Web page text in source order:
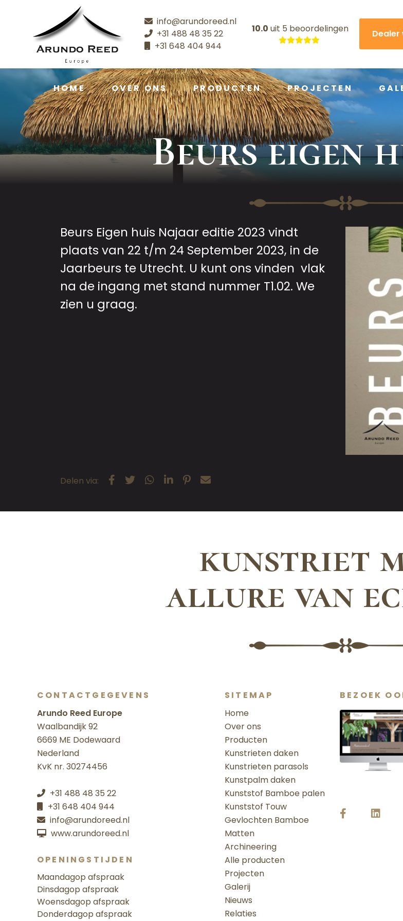
info@arundoreed.nl
+31 488 48 35 22
+31 648 404 944
10.0 uit 5 beoordelingen
HOME OVER ONS PRODUCTEN PROJECTEN
Beurs eigen
Beurs Eigen huis Najaar editie 2023 vindt
plaats van 22 t/m 24 September 2023, in de
Jaarbeurs te Utrecht. U kunt ons vinden vlak
na de ingang met stand nummer T1.02. We
zien u graag.
Delen via:
kunstriet
allure van
CONTACTGEGEVENS
Arundo Reed Europe
Waalbandijk 92
6669 ME Dodewaard
Nederland
KvK nr. 30274456
+31 488 48 35 22
+31 648 404 944
info@arundoreed.nl
www.arundoreed.nl
OPENINGSTIJDEN
Maandagop afspraak
Dinsdagop afspraak
Woensdagop afspraak
Donderdagop afspraak
SITEMAP
Home
Over ons
Producten
Kunstrieten daken
Kunstrieten parasols
Kunstpalm daken
Kunststof Bamboe palen
Kunststof Touw
Gevlochten Bamboe
Matten
Archineering
Alle producten
Projecten
Galerij
Nieuws
Relaties
BEZOEK